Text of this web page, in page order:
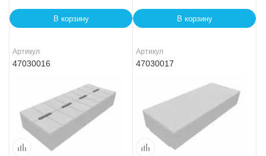
В корзину В корзину
Артикул
47030016
Артикул
47030017